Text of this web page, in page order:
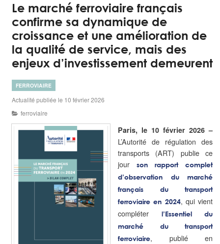
Le marché ferroviaire français
confirme sa dynamique de
croissance et une amélioration de
la qualité de service, mais des
enjeux d’investissement demeurent
FERROVIAIRE
Actualité publiée le 10 février 2026
ferroviaire
Paris, le 10 février 2026 –
L’Autorité de régulation des
transports (ART) publie ce
jour
son rapport complet
d’observation du marché
français du transport
ferroviaire en 2024, qui vient
compléter
l’Essentiel du
marché du transport
ferroviaire, publié en